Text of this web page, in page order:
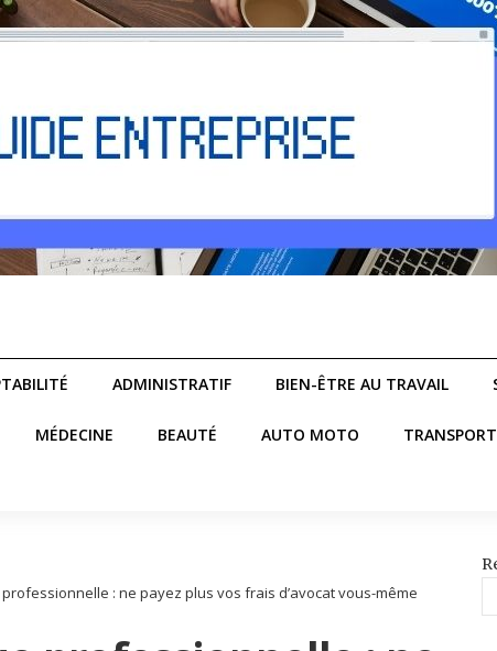
ADMINISTRATIF BIEN-ÊTRE AU TRAVAIL
MÉDECINE BEAUTÉ AUTO MOTO TRANSPORT
: ne payez plus vos frais d’avocat vous-même